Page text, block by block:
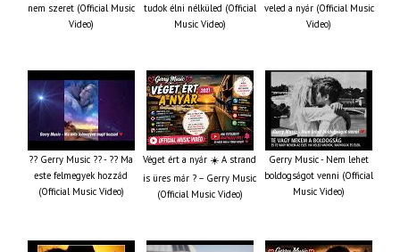
nem szeret (Official Music
Video)
tudok élni nélküled (Official
Music Video)
veled a nyár (Official Music
Video)
?? Gerry Music ?? - ?? Ma
este felmegyek hozzád
(Official Music Video)
Véget ért a nyár ☀️ A strand
is üres már ? – Gerry Music
(Official Music Video)
Gerry Music - Nem lehet
boldogságot venni (Official
Music Video)